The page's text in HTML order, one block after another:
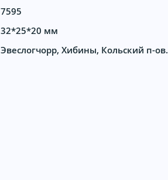
7595
32*25*20 мм
Эвеслогчорр, Хибины, Кольский п-ов.